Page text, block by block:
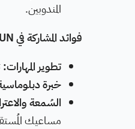
المندوبين.
فوائد المشاركة في FWWMUN روما 2026:
تطوير المهارات:
خبرة
السُمعة
مساعيك